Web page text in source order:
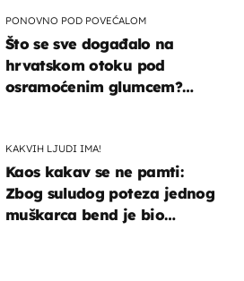
PONOVNO POD POVEĆALOM
Što se sve događalo na
hrvatskom otoku pod
osramoćenim glumcem?
KAKVIH LJUDI IMA!
Kaos kakav se ne pamti:
Zbog suludog poteza jednog
muškarca bend je bio